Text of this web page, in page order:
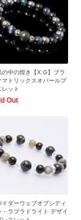
の中の煌き【X.G】ブラ
マトリックスオパールブ
レット
Out
イダーウェブオブシディ
・ラブラドライト デザイ